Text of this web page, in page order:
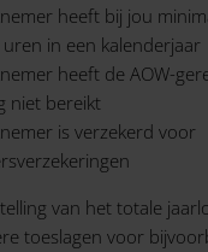
heeft bij jou
in een kalenderjaar
heeft de AOW-
niet bereikt
is verzekerd voor
van het totale
toeslagen voor